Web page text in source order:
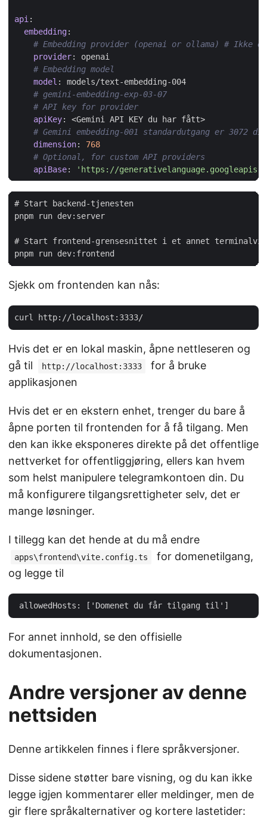
api:
embedding:
# Embedding provider (openai or ollama) # Ikke
provider:
openai
# Embedding model
model :
models/text-embedding-004
# gemini-embedding-exp-03-07
# API key for provider
apiKey:
<Gemini API KEY du har fått>
# Gemini embedding-001 standardutgang er 3072
dimension:
768
# Optional, for custom API providers
apiBase: 'https://
# Start backend-tjenesten
pnpm run dev:server
# Start frontend-grensesnittet i et annet
Sjekk om frontenden kan nås:
Hvis det er en lokal maskin, åpne nettleseren og
gå til
http://localhost:3333
for å bruke
applikasjonen
Hvis det er en ekstern enhet, trenger du bare å
åpne porten til frontenden for å få tilgang. Men
den kan ikke eksponeres direkte på det offentlige
nettverket for offentliggjøring, ellers kan hvem
som helst manipulere telegramkontoen din. Du
må konfigurere tilgangsrettigheter selv, det er
mange løsninger.
I tillegg kan det hende at du må endre
apps\frontend\vite.config.ts
for domenetilgang,
og legge til
For annet innhold, se den offisielle
dokumentasjonen.
Andre versjoner av denne
nettsiden
Denne artikkelen finnes i flere språkversjoner.
Disse sidene støtter bare visning, og du kan ikke
legge igjen kommentarer eller meldinger, men de
gir flere språkalternativer og kortere lastetider: